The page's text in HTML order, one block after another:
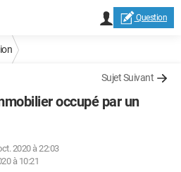
Question
Sujet Suivant
occupé par un
2020 à 22:03
à 10:21